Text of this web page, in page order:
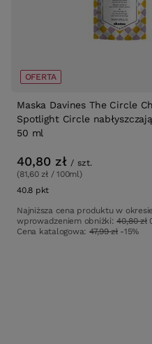
OFERTA
Maska Davines The Circle
Spotlight Circle
50 ml
40,80 zł / szt.
(81,60 zł / 100ml)
40.8 pkt
Najniższa cena produktu w
wprowadzeniem obniżki:40,80 zł
Cena katalogowa: 47,99 zł -15%